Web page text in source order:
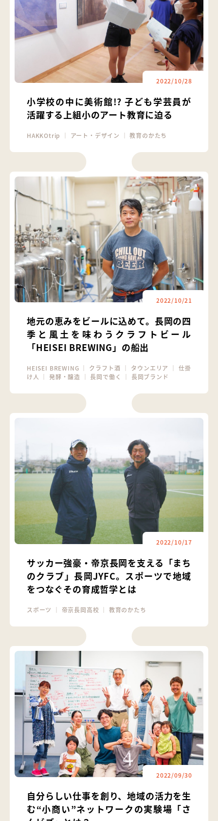
2022/10/28
小学校の中に美術館!? 子ども学芸員が
活躍する上組小のアート教育に迫る
HAKKOtrip ｜ アート・デザイン ｜教育のかたち
2022/10/21
地元の恵みをビールに込めて。長岡の四
季と風土を味わうクラフトビール
「HEISEI BREWING」の船出
HEISEI BREWING クラフト酒 タウンエリア ｜仕掛
け人 ｜発酵・醸造 ｜長岡で働く 長岡ブランド
2022/10/17
サッカー強豪・帝京長岡を支える「まち
のクラブ」長岡JYFC。スポーツで地域
をつなぐその育成哲学とは
スポーツ ｜ 帝京長岡高校 ｜ 教育のかたち
2022/09/30
自分らしい仕事を創り、地域の活力を生
む“小商い”ネットワークの実験場「さ